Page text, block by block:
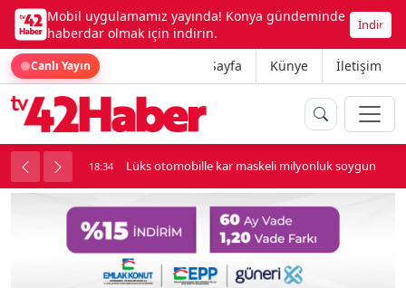
Mobil uygulamamız yayında! Konya gündeminde
haberdar olmak için indirin.
İndir
Canlı Yayın Ana Sayfa Künye İletişim
kavga çıktı 18:34 Lüks otomobille kar maskeli milyonluk soygun